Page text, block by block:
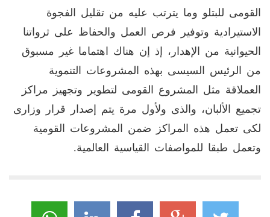
القومى للبتلو وما يترتب عليه من تقليل الفجوة
الاستيرادية وتوفير فرص العمل والحفاظ على ثرواتنا
الحيوانية من الإهدار، إذ إن هناك اهتماما غير مسبوق
من الرئيس السيسى بهذه المشروعات التنموية
العملاقة مثل المشروع القومى لتطوير وتجهيز مراكز
تجميع الألبان، والذى ولأول مرة يتم إصدار قرار وزارى
لكى تعمل هذه المراكز ضمن المشروعات القومية
وتعمل طبقا للمواصفات القياسية العالمية.